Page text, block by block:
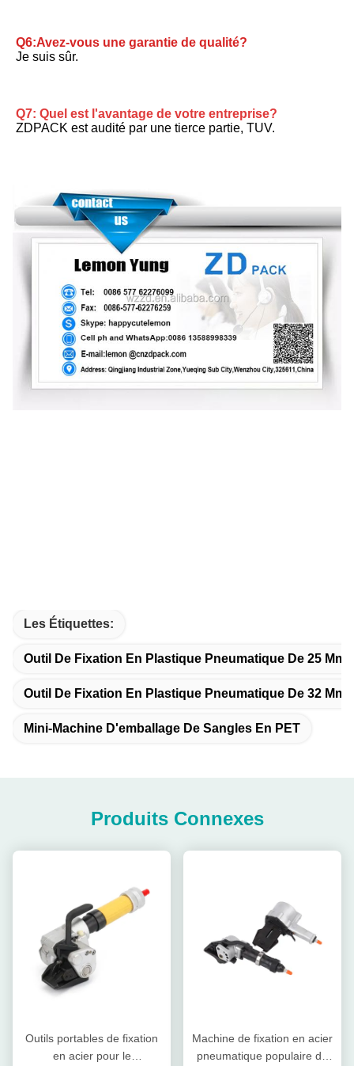
Q6:Avez-vous une garantie de qualité?
Je suis sûr.
Q7: Quel est l'avantage de votre entreprise?
ZDPACK est audité par une tierce partie, TUV.
Les Étiquettes:
Outil De Fixation En Plastique Pneumatique De 25 Mm
Outil De Fixation En Plastique Pneumatique De 32 Mm
Mini-Machine D'emballage De Sangles En PET
Produits Connexes
Outils portables de fixation
en acier pour le
Machine de fixation en acier
pneumatique populaire de